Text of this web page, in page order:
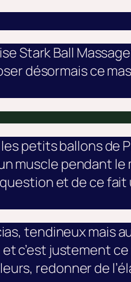
Stark Ball
désormais ce
petits ballons de
muscle pendant le
et de ce
tendineux mais
c’est justement
redonner de